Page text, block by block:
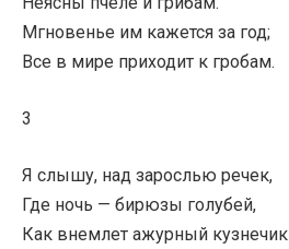
Мгновенье им кажется за год;
Все в мире приходит к гробам.
3
Я слышу, над зарослью речек,
Где ночь — бирюзы голубей,
Как внемлет ажурный кузнечик